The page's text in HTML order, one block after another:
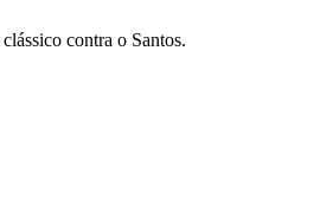
contra o Santos.